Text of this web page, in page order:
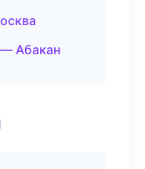
Абакан